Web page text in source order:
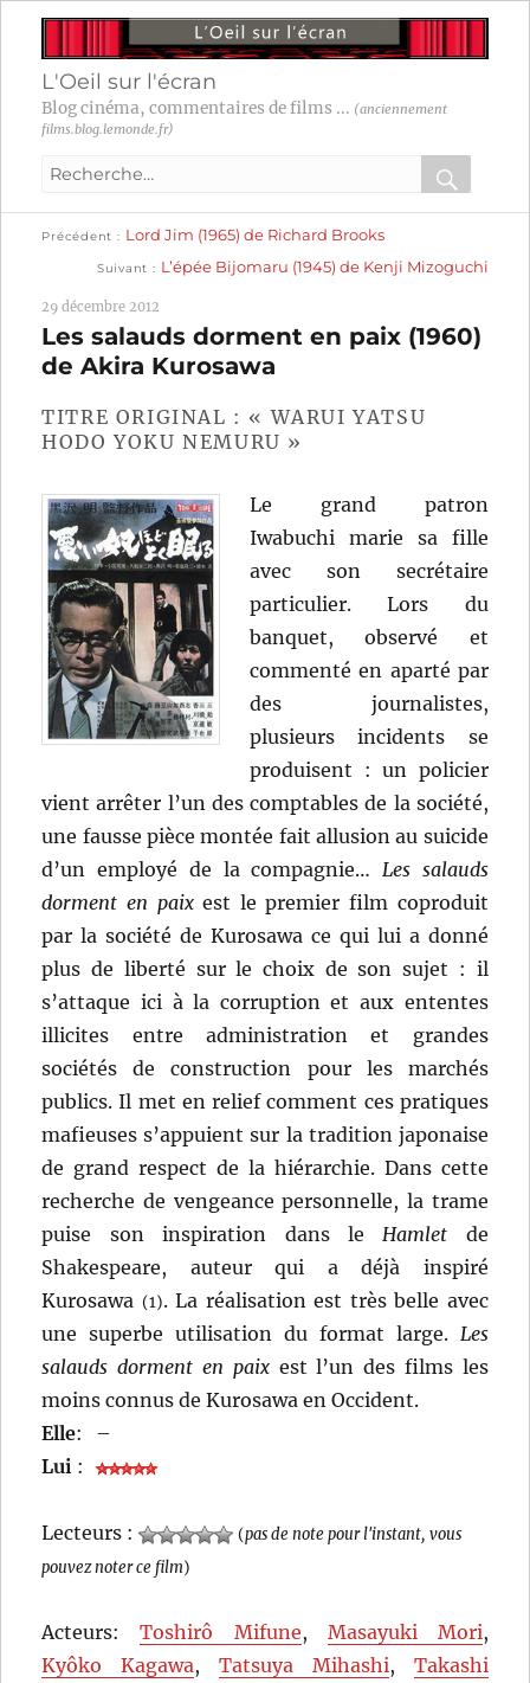
L'Oeil sur l'écran
Blog cinéma, commentaires de films ... (anciennement
films.blog.lemonde.fr)
Recherche
:
OK
Navigation
l’article
Précédent
précédente :
Lord Jim (1965) de Richard Brooks
Suivant
suivante :
L’épée Bijomaru (1945) de Kenji Mizoguchi
29 décembre 2012
Les salauds dorment en paix (1960)
de Akira Kurosawa
TITRE ORIGINAL : « WARUI YATSU
HODO YOKU NEMURU »
Le grand patron
Iwabuchi marie sa fille
avec son secrétaire
particulier. Lors du
banquet, observé et
commenté en aparté par
des journalistes,
plusieurs incidents se
produisent : un policier
vient arrêter l’un des comptables de la société,
une fausse pièce montée fait allusion au suicide
d’un employé de la compagnie… Les salauds
dorment en paixest le premier film coproduit
par la société de Kurosawa ce qui lui a donné
plus de liberté sur le choix de son sujet : il
s’attaque ici à la corruption et aux ententes
illicites entre administration et grandes
sociétés de construction pour les marchés
publics. Il met en relief comment ces pratiques
mafieuses s’appuient sur la tradition japonaise
de grand respect de la hiérarchie. Dans cette
recherche de vengeance personnelle, la trame
puise son inspiration dans leHamlet de
Shakespeare, auteur qui a déjà inspiré
Kurosawa (1). La réalisation est très belle avec
une superbe utilisation du format large. Les
salauds dorment en paixest l’un des films les
moins connus de Kurosawa en Occident.
Elle:
–
Lui :
Lecteurs : (pas de note pour l'instant, vous
pouvez noter ce film)
Acteurs:Toshirô Mifune, Masayuki Mori,
Kyôko Kagawa,Tatsuya Mihashi, Takashi